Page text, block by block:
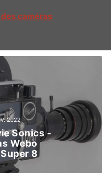
caméras
2022
Sonics -
Webo
8